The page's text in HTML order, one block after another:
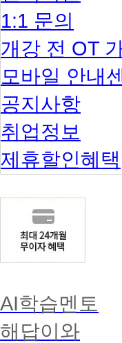
1:1 문의
개강 전 OT
모바일 안내
공지사항
취업정보
제휴할인혜택
AI학습멘토
해답이와